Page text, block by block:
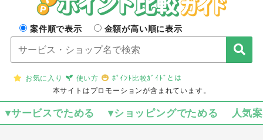
案件順で表示 金額が高い順に表示
お気に入り 使い方
ﾎﾟｲﾝﾄ比較ｶﾞｲﾄﾞとは
本サイトはプロモーションが含まれています。
▾サービスでためる ▾ショッピングでためる 人気